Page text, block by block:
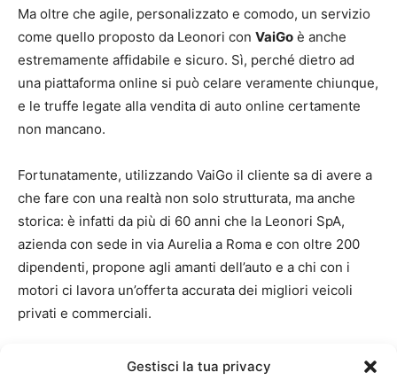
Gestisci la tua privacy
Ma oltre che agile, personalizzato e comodo, un servizio
come quello proposto da Leonori con VaiGo è anche
estremamente affidabile e sicuro. Sì, perché dietro ad
una piattaforma online si può celare veramente chiunque,
e le truffe legate alla vendita di auto online certamente
non mancano.
Fortunatamente, utilizzando VaiGo il cliente sa di avere a
che fare con una realtà non solo strutturata, ma anche
storica: è infatti da più di 60 anni che la Leonori SpA,
azienda con sede in via Aurelia a Roma e con oltre 200
dipendenti, propone agli amanti dell’auto e a chi con i
motori ci lavora un’offerta accurata dei migliori veicoli
privati e commerciali.
Detto con le parole di Regali, VaiGo infatti “
È un progetto